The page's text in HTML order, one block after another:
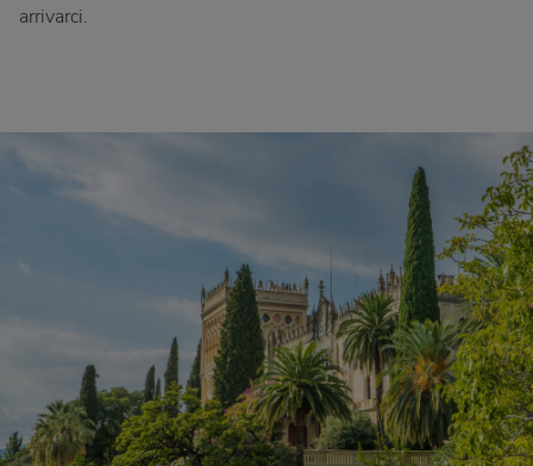
arrivarci.